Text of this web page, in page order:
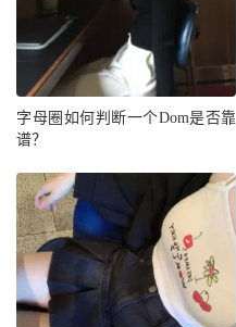
字母圈如何判断一个Dom是否靠
谱？